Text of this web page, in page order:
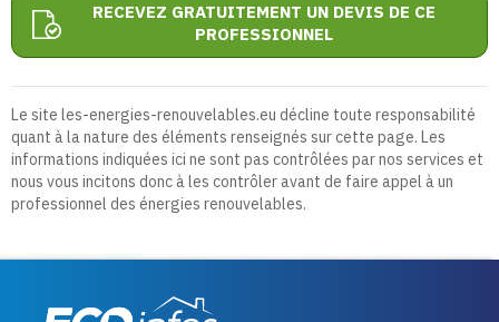
RECEVEZ GRATUITEMENT UN DEVIS DE CE
PROFESSIONNEL
Le site les-energies-renouvelables.eu décline toute responsabilité
quant à la nature des éléments renseignés sur cette page. Les
informations indiquées ici ne sont pas contrôlées par nos services et
nous vous incitons donc à les contrôler avant de faire appel à un
professionnel des énergies renouvelables.